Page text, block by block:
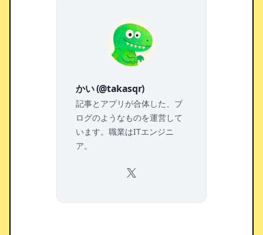
かい (@takasqr)
記事とアプリが合体した、ブ
ログのようなものを運営して
います。職業はITエンジニ
ア。
X